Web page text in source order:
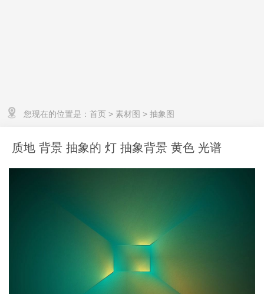
您现在的位置是： 首页 > 素材图 > 抽象图
质地 背景 抽象的 灯 抽象背景 黄色 光谱